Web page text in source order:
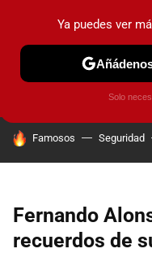
PRUEBAS COCHES
HOY SE HABLA DE
Famosos Seguridad
Fernando
recuerdos de
Ya puedes ver
Solo